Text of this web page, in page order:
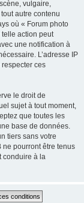
vulgaire,
autre contenu
où « Forum photo
action peut
une notification à
L’adresse IP
ces
le droit de
sujet à tout moment,
que toutes les
base de données.
tiers sans votre
ne pourront être tenus
conduire à la